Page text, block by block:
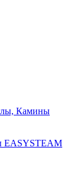
Камины
EASYSTEAM